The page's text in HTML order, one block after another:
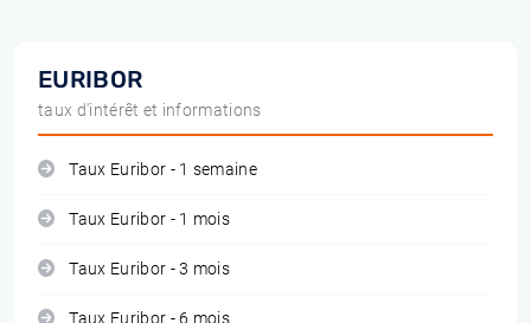
EURIBOR
taux d'intérêt et informations
Taux Euribor - 1 semaine
Taux Euribor - 1 mois
Taux Euribor - 3 mois
Taux Euribor - 6 mois